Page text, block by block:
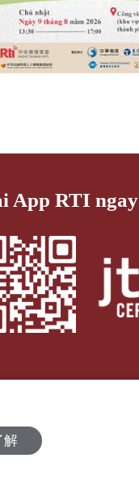
App RTI ngay
解